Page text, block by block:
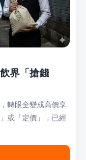
界「搶錢
轉眼全變成高價享
或「定價」，已經